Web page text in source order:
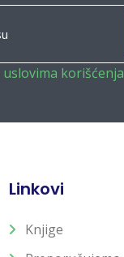
uslovima korišćenja
Linkovi
Knjige